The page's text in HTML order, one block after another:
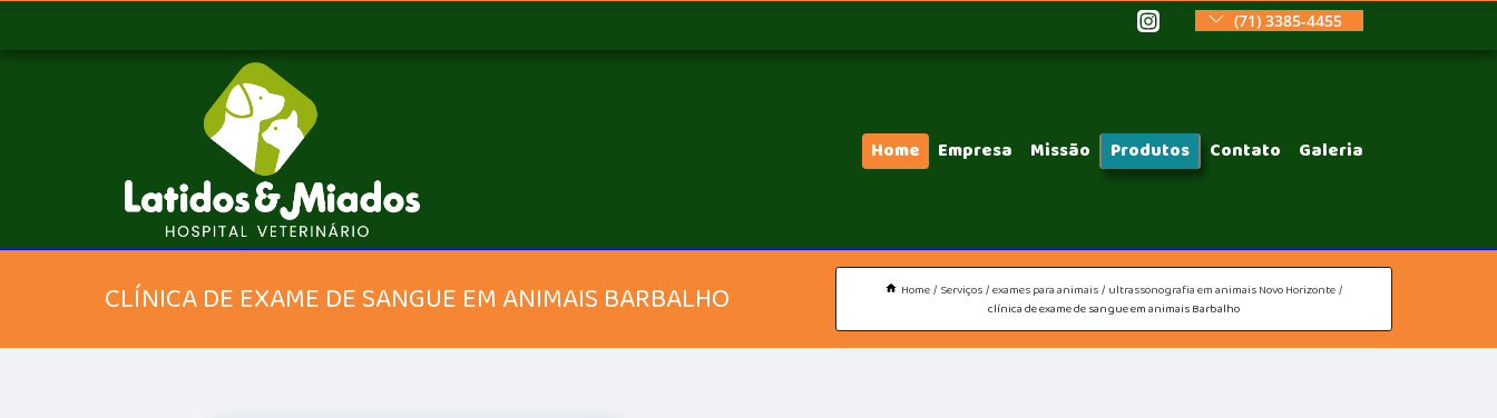
(71) 3385-4455
Home Empresa Missão Produtos Contato Galeria
CLÍNICA DE EXAME DE SANGUE EM ANIMAIS BARBALHO Home Serviços exames para animais ultrassonografia em animais Novo Horizonte
clínica de exame de sangue em animais Barbalho